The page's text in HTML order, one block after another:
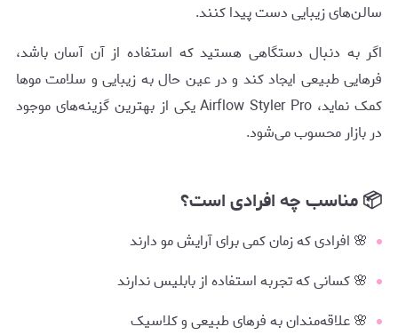
سالن‌های زیبایی دست پیدا کنند.
اگر به دنبال دستگاهی هستید که استفاده از آن آسان باشد،
فرهایی طبیعی ایجاد کند و در عین حال به زیبایی و سلامت موها
کمک نماید، Airflow Styler Pro یکی از بهترین گزینه‌های موجود
در بازار محسوب می‌شود.
📦 مناسب چه افرادی است؟
🌸 افرادی که زمان کمی برای آرایش مو دارند
🌸 کسانی که تجربه استفاده از بابلیس ندارند
🌸 علاقه‌مندان به فرهای طبیعی و کلاسیک